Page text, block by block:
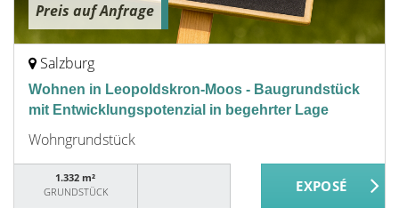
Preis auf Anfrage
Salzburg
Wohnen in Leopoldskron-Moos - Baugrundstück
mit Entwicklungspotenzial in begehrter Lage
Wohngrundstück
1.332 m²
GRUNDSTÜCK